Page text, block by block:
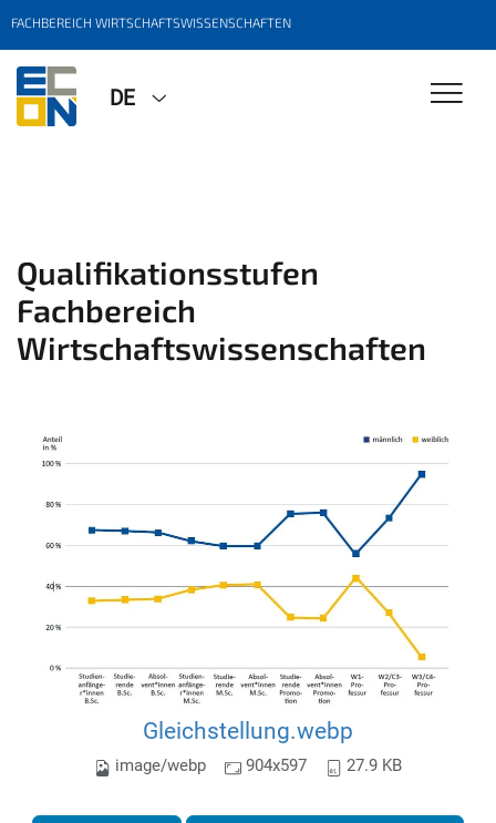
FACHBEREICH WIRTSCHAFTSWISSENSCHAFTEN
DE
Qualifikationsstufen
Fachbereich
Wirtschaftswissenschaften
Gleichstellung.webp
image/webp 904x597 27.9 KB